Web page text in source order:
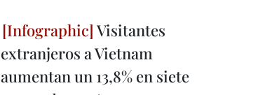
Visitantes
extranjeros a Vietnam
aumentan un 13,8% en siete